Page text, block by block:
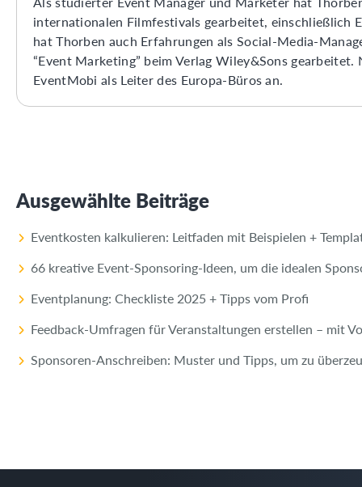
Ausgewählte Beiträge
Eventkosten kalkulieren: Leitfaden mit Beispielen +
66 kreative Event-Sponsoring-Ideen, um die idealen
Eventplanung: Checkliste 2025 + Tipps vom Profi
Feedback-Umfragen für Veranstaltungen erstellen – mit
Sponsoren-Anschreiben: Muster und Tipps, um zu
internationalen Filmfestivals gearbeitet, einschließlich
hat Thorben auch Erfahrungen als Social-Media-
“Event Marketing” beim Verlag Wiley&Sons
EventMobi als Leiter des Europa-Büros an.